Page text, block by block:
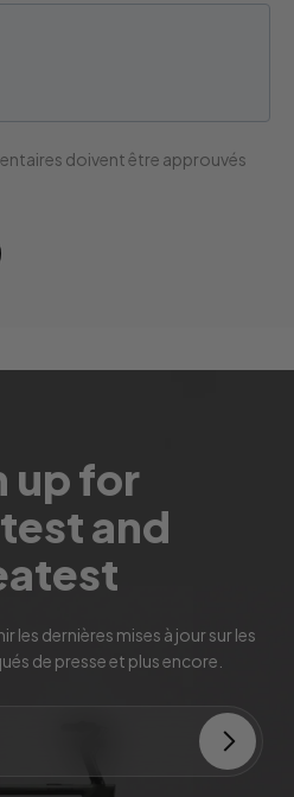
doivent être approuvés
up for
and
les dernières mises à jour sur les
de presse et plus encore.